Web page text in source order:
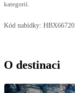
kategorií.
Kód nabídky: HBX66720
O destinaci